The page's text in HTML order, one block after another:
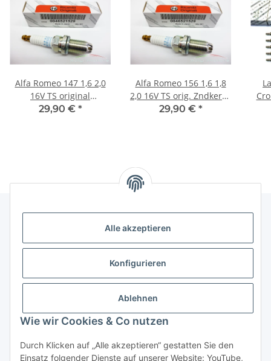
Alle akzeptieren
Konfigurieren
Ablehnen
Wie wir Cookies & Co nutzen
Durch Klicken auf „Alle akzeptieren“ gestatten Sie den
Einsatz folgender Dienste auf unserer Website: YouTube,
Alfa Romeo 147 1,6 2,0
16V TS original
Zündkerze Platin NGK
29,90 € *
Alfa Romeo 156 1,6 1,8
2,0 16V TS orig. Zndkerze
Platin NGK BKR6EKPA
29,90 € *